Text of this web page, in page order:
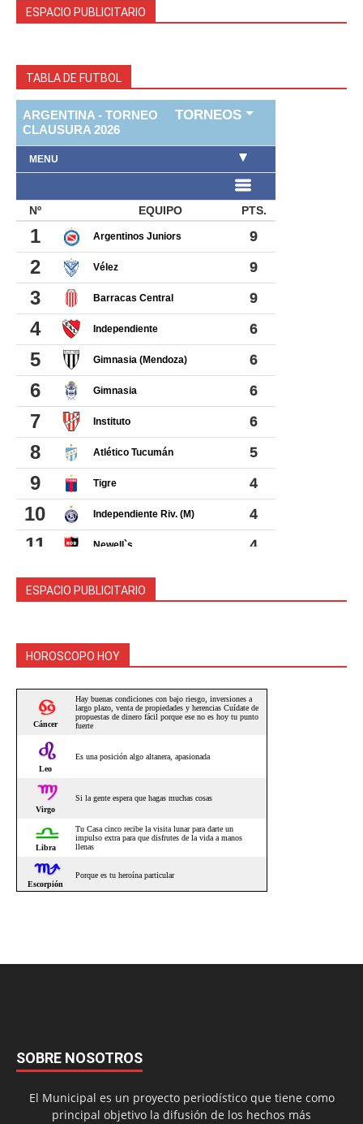
ESPACIO PUBLICITARIO
TABLA DE FUTBOL
ESPACIO PUBLICITARIO
HOROSCOPO HOY
SOBRE NOSOTROS
El Municipal es un proyecto periodístico que tiene como
principal objetivo la difusión de los hechos más